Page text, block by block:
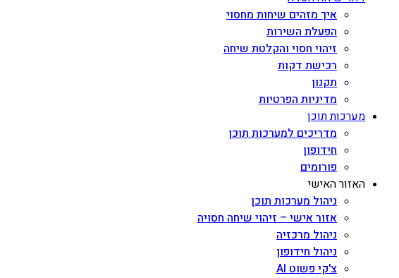
איך מזהים שיחות מחסוי
הפעלת השירות
זיהוי חסוי והקלטת שיחה
רכישת דקות
תקנון
מדיניות הפרטיות
מערכות תוכן
מדריכים למערכות תוכן
חידופון
פורומים
האזור האישי
ניהול מערכות תוכן
אזור אישי – זיהוי שיחה חסויה
ניהול מרכזיה
ניהול חידופון
צ'קי פשוט AI